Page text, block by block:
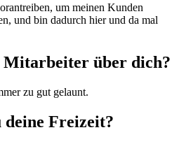
um meinen Kunden
und bin dadurch hier und da mal
Mitarbeiter über dich?
zu gut gelaunt.
Freizeit?